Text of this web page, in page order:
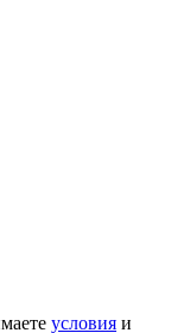
условия и